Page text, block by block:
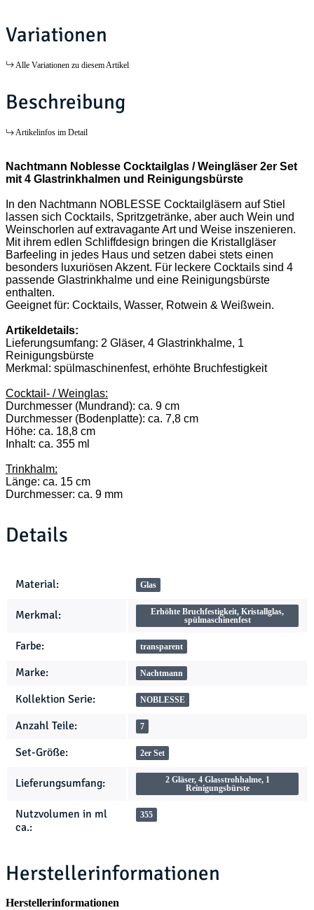
Variationen
Alle Variationen zu diesem Artikel
Beschreibung
Artikelinfos im Detail
Nachtmann Noblesse Cocktailglas / Weingläser 2er Set
mit 4 Glastrinkhalmen und Reinigungsbürste
In den Nachtmann NOBLESSE Cocktailgläsern auf Stiel
lassen sich Cocktails, Spritzgetränke, aber auch Wein und
Weinschorlen auf extravagante Art und Weise inszenieren.
Mit ihrem edlen Schliffdesign bringen die Kristallgläser
Barfeeling in jedes Haus und setzen dabei stets einen
besonders luxuriösen Akzent. Für leckere Cocktails sind 4
passende Glastrinkhalme und eine Reinigungsbürste
enthalten.
Geeignet für: Cocktails, Wasser, Rotwein & Weißwein.
Artikeldetails:
Lieferungsumfang: 2 Gläser, 4 Glastrinkhalme, 1
Reinigungsbürste
Merkmal: spülmaschinenfest, erhöhte Bruchfestigkeit
Cocktail- / Weinglas:
Durchmesser (Mundrand): ca. 9 cm
Durchmesser (Bodenplatte): ca. 7,8 cm
Höhe: ca. 18,8 cm
Inhalt: ca. 355 ml
Trinkhalm:
Länge: ca. 15 cm
Durchmesser: ca. 9 mm
Details
Produkteigenschaft
Wert
Material: Glas
Merkmal:
Erhöhte Bruchfestigkeit, Kristallglas,
spülmaschinenfest
Farbe: transparent
Marke: Nachtmann
Kollektion Serie: NOBLESSE
Anzahl Teile: 7
Set-Größe: 2er Set
Lieferungsumfang:
2 Gläser, 4 Glasstrohhalme, 1
Reinigungsbürste
Nutzvolumen in ml
ca.:
355
Herstellerinformationen
Herstellerinformationen